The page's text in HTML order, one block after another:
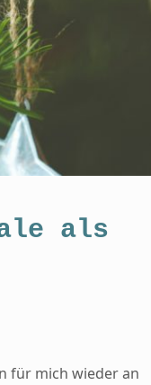
als
für mich wieder an